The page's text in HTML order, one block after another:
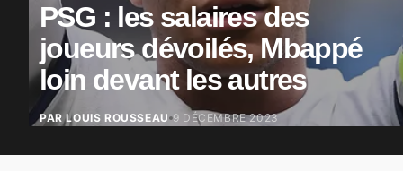
PSG : les salaires des
joueurs dévoilés, Mbappé
loin devant les autres
PAR LOUIS ROUSSEAU 9 DÉCEMBRE 2023